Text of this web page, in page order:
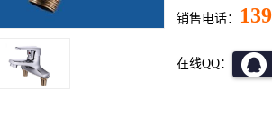
销售电话：
在线QQ：